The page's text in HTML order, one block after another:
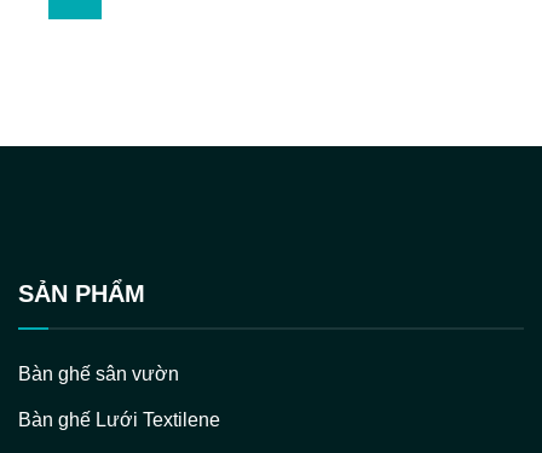
SẢN PHẨM
Bàn ghế sân vườn
Bàn ghế Lưới Textilene